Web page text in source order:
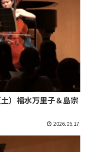
）福水万里子＆島宗
2026.06.17